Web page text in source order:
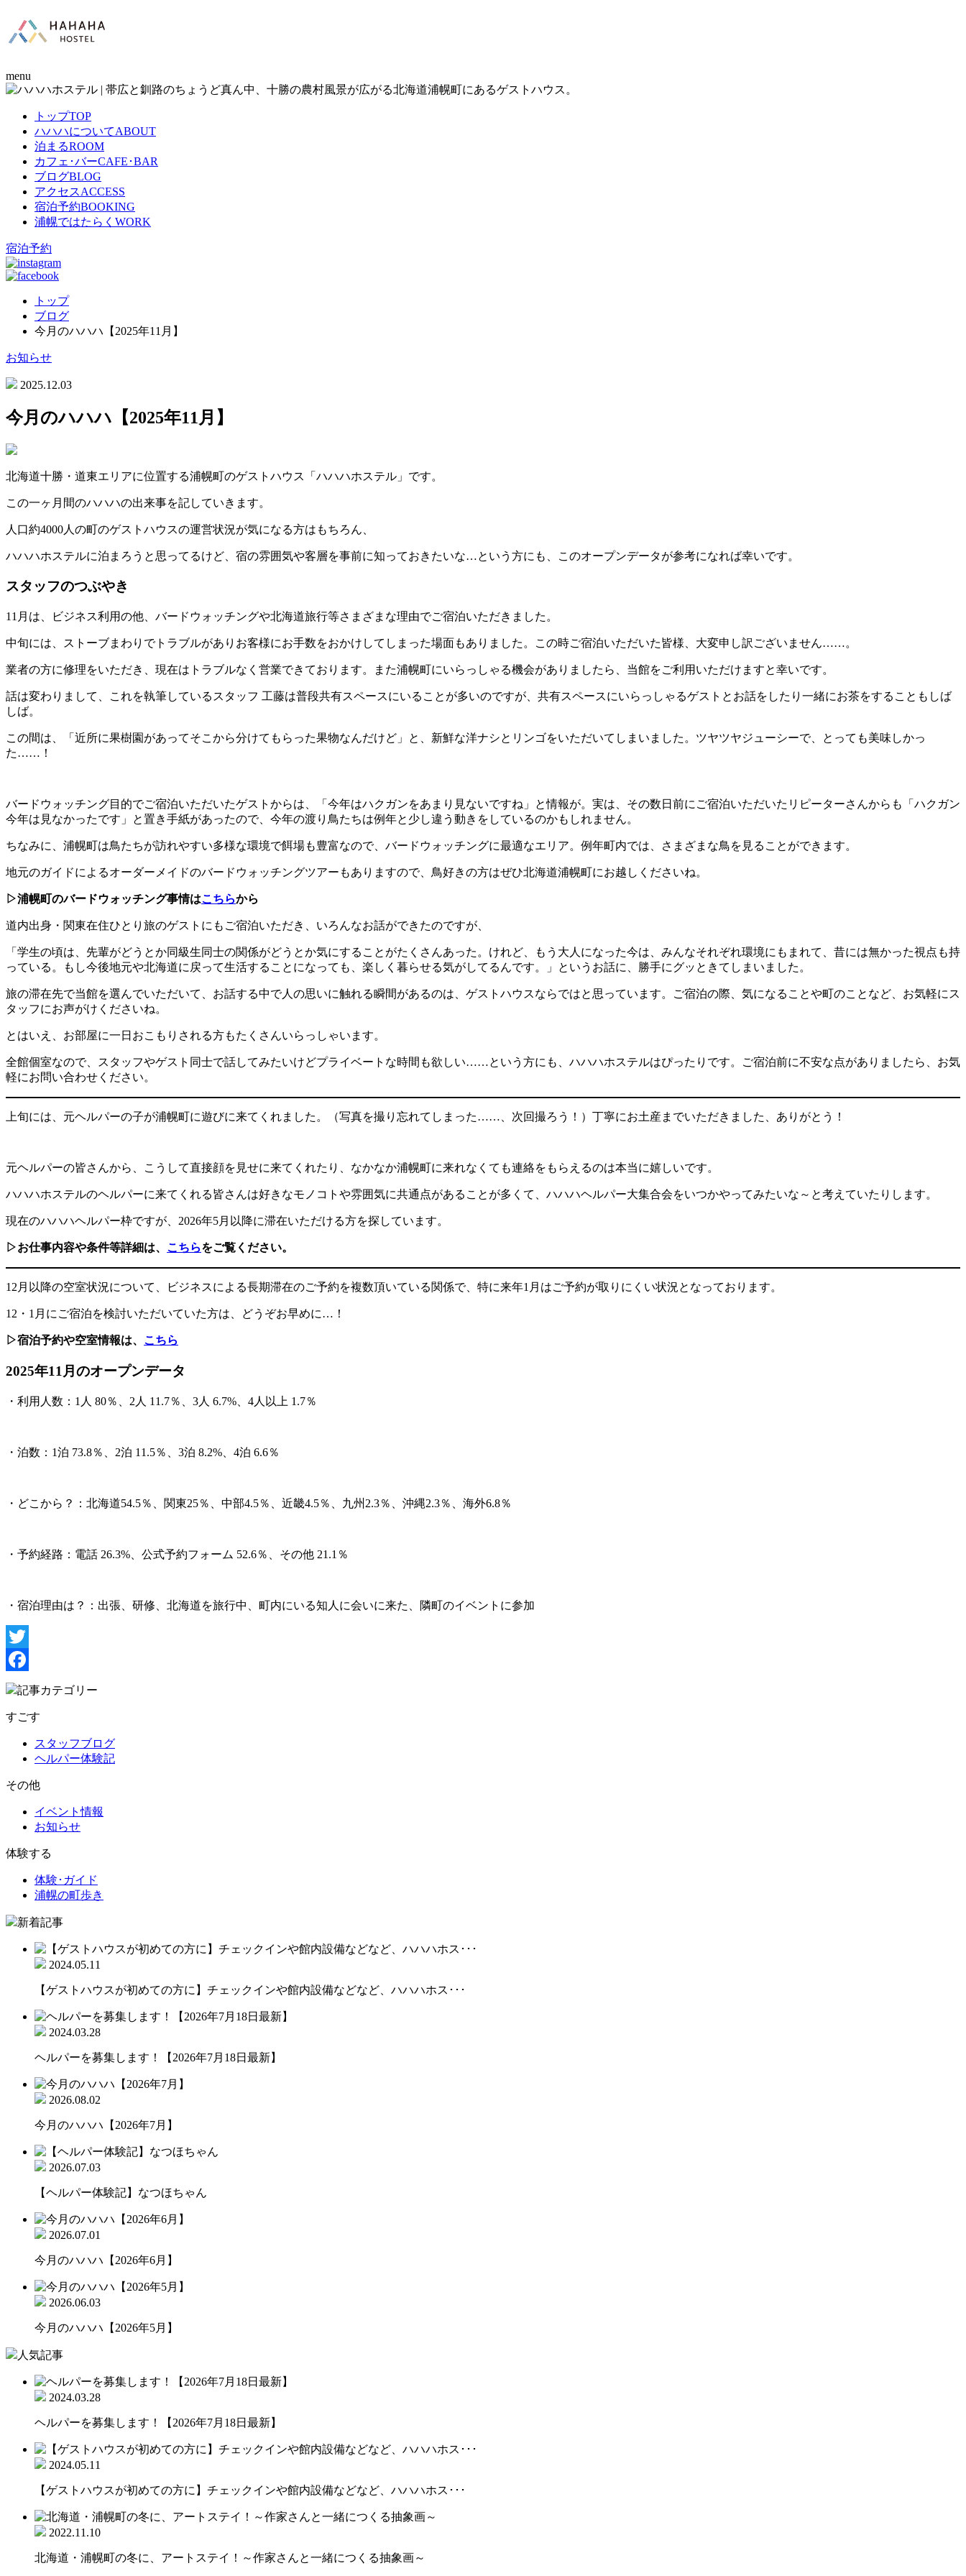
menu
トップTOP
ハハハについてABOUT
泊まるROOM
カフェ･バーCAFE･BAR
ブログBLOG
アクセスACCESS
宿泊予約BOOKING
浦幌ではたらく WORK
宿泊予約
トップ
ブログ
今月のハハハ【2025年11月】
お知らせ
2025.12.03
今月のハハハ【2025年11月】
北海道十勝・道東エリアに位置する浦幌町のゲストハウス「ハハハホステル」です。
この一ヶ月間のハハハの出来事を記していきます。
人口約4000人の町のゲストハウスの運営状況が気になる方はもちろん、
ハハハホステルに泊まろうと思ってるけど、宿の雰囲気や客層を事前に知っておきたいな…という方にも、このオープンデータが参考になれば幸いです。
スタッフのつぶやき
11月は、ビジネス利用の他、バードウォッチングや北海道旅行等さまざまな理由でご宿泊いただきました。
中旬には、ストーブまわりでトラブルがありお客様にお手数をおかけしてしまった場面もありました。この時ご宿泊いただいた皆様、大変申し訳ございません……。
業者の方に修理をいただき、現在はトラブルなく営業できております。また浦幌町にいらっしゃる機会がありましたら、当館をご利用いただけますと幸いです。
話は変わりまして、これを執筆しているスタッフ 工藤は普段共有スペースにいることが多いのですが、共有スペースにいらっしゃるゲストとお話をしたり一緒にお茶をすることもしば
しば。
この間は、「近所に果樹園があってそこから分けてもらった果物なんだけど」と、新鮮な洋ナシとリンゴをいただいてしまいました。ツヤツヤジューシーで、とっても美味しかっ
た……！
バードウォッチング目的でご宿泊いただいたゲストからは、「今年はハクガンをあまり見ないですね」と情報が。実は、その数日前にご宿泊いただいたリピーターさんからも「ハクガン
今年は見なかったです」と置き手紙があったので、今年の渡り鳥たちは例年と少し違う動きをしているのかもしれません。
ちなみに、浦幌町は鳥たちが訪れやすい多様な環境で餌場も豊富なので、バードウォッチングに最適なエリア。例年町内では、さまざまな鳥を見ることができます。
地元のガイドによるオーダーメイドのバードウォッチングツアーもありますので、鳥好きの方はぜひ北海道浦幌町にお越しくださいね。
▷浦幌町のバードウォッチング事情はこちらから
道内出身・関東在住ひとり旅のゲストにもご宿泊いただき、いろんなお話ができたのですが、
「学生の頃は、先輩がどうとか同級生同士の関係がどうとか気にすることがたくさんあった。けれど、もう大人になった今は、みんなそれぞれ環境にもまれて、昔には無かった視点も持
っている。もし今後地元や北海道に戻って生活することになっても、楽しく暮らせる気がしてるんです。」というお話に、勝手にグッときてしまいました。
旅の滞在先で当館を選んでいただいて、お話する中で人の思いに触れる瞬間があるのは、ゲストハウスならではと思っています。ご宿泊の際、気になることや町のことなど、お気軽にス
タッフにお声がけくださいね。
とはいえ、お部屋に一日おこもりされる方もたくさんいらっしゃいます。
全館個室なので、スタッフやゲスト同士で話してみたいけどプライベートな時間も欲しい……という方にも、ハハハホステルはぴったりです。ご宿泊前に不安な点がありましたら、お気
軽にお問い合わせください。
上旬には、元ヘルパーの子が浦幌町に遊びに来てくれました。（写真を撮り忘れてしまった……、次回撮ろう！）丁寧にお土産までいただきました、ありがとう！
元ヘルパーの皆さんから、こうして直接顔を見せに来てくれたり、なかなか浦幌町に来れなくても連絡をもらえるのは本当に嬉しいです。
ハハハホステルのヘルパーに来てくれる皆さんは好きなモノコトや雰囲気に共通点があることが多くて、ハハハヘルパー大集合会をいつかやってみたいな～と考えていたりします。
現在のハハハヘルパー枠ですが、2026年5月以降に滞在いただける方を探しています。
▷お仕事内容や条件等詳細は、 こちらをご覧ください。
12月以降の空室状況について、ビジネスによる長期滞在のご予約を複数頂いている関係で、特に来年1月はご予約が取りにくい状況となっております。
12・1月にご宿泊を検討いただいていた方は、どうぞお早めに…！
▷宿泊予約や空室情報は、 こちら
2025年11月のオープンデータ
・利用人数：1人 80％、2人 11.7％、3人 6.7%、4人以上 1.7％
・泊数：1泊 73.8％、2泊 11.5％、3泊 8.2%、4泊 6.6％
・どこから？：北海道54.5％、関東25％、中部4.5％、近畿4.5％、九州2.3％、沖縄2.3％、海外6.8％
・予約経路：電話 26.3%、公式予約フォーム 52.6％、その他 21.1％
・宿泊理由は？：出張、研修、北海道を旅行中、町内にいる知人に会いに来た、隣町のイベントに参加
Twitter
Facebook
記事カテゴリー
すごす
スタッフブログ
ヘルパー体験記
その他
イベント情報
お知らせ
体験する
体験･ガイド
浦幌の町歩き
新着記事
2024.05.11
【ゲストハウスが初めての方に】チェックインや館内設備などなど、ハハハホス･･･
2024.03.28
ヘルパーを募集します！【2026年7月18日最新】
2026.08.02
今月のハハハ【2026年7月】
2026.07.03
【ヘルパー体験記】なつほちゃん
2026.07.01
今月のハハハ【2026年6月】
2026.06.03
今月のハハハ【2026年5月】
人気記事
2024.03.28
ヘルパーを募集します！【2026年7月18日最新】
2024.05.11
【ゲストハウスが初めての方に】チェックインや館内設備などなど、ハハハホス･･･
2022.11.10
北海道・浦幌町の冬に、アートステイ！～作家さんと一緒につくる抽象画～